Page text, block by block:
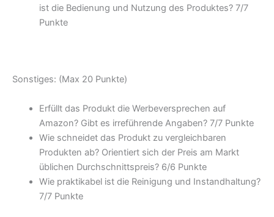
ist die Bedienung und Nutzung des Produktes? 7/7
Punkte
Sonstiges: (Max 20 Punkte)
Erfüllt das Produkt die Werbeversprechen auf
Amazon? Gibt es irreführende Angaben? 7/7 Punkte
Wie schneidet das Produkt zu vergleichbaren
Produkten ab? Orientiert sich der Preis am Markt
üblichen Durchschnittspreis? 6/6 Punkte
Wie praktikabel ist die Reinigung und Instandhaltung?
7/7 Punkte